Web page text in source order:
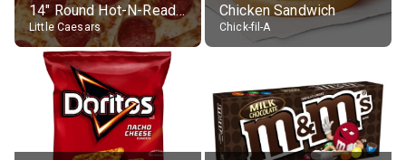
14" Round Hot-N-Ready Pepperoni Pizza
Little Caesars
Chicken Sandwich
Chick-fil-A